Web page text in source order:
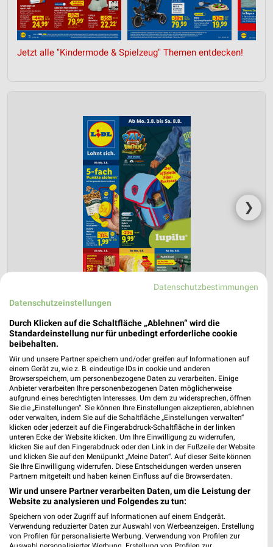
Jetzt alle "Kindermode & Spielzeug" Themen entdecken!
❯
Lidl Prospekt für Ennepetal (Stadt der
Kluterhöhle) ab Mo. den 03.08.
Gültig von 03. Aug. bis 08. Aug.
📅 Kalendereintrag erstellen
PROSPEKT BLÄTTERN
ANGEBOTE AB MONTAG ANGEBOTE AB DONNERSTAG
Datenschutzbestimmungen
Datenschutzeinstellungen
Durch Klicken auf die Schaltfläche „Ablehnen“ wird die
Standardeinstellung nur für unbedingt erforderliche cookie
beibehalten.
Wir und unsere Partner speichern und/oder greifen auf Informationen auf
einem Gerät zu, wie z. B. eindeutige IDs in cookie und anderen
Browserspeichern, um personenbezogene Daten zu verarbeiten. Einige
Anbieter verarbeiten Ihre personenbezogenen Daten möglicherweise
aufgrund eines berechtigten Interesses. Um dem zu widersprechen, öffnen
Sie die „Einstellungen“. Sie können Ihre Einstellungen akzeptieren, ablehnen
oder verwalten, indem Sie auf die Schaltfläche „Einstellungen verwalten“
klicken oder jederzeit auf die Fingerabdruck-Schaltfläche in der linken
unteren Ecke der Website klicken. Um Ihre Einwilligung zu widerrufen,
klicken Sie auf den Fingerabdruck oder den Link in der Fußzeile der Website
und klicken Sie auf den Menüpunkt „Meine Daten“. Auf dieser Seite können
Sie Ihre Einwilligung widerrufen. Diese Entscheidungen werden unseren
Partnern mitgeteilt und haben keinen Einfluss auf die Browserdaten.
Wir und unsere Partner verarbeiten Daten, um die Leistung der
Website zu analysieren und Folgendes zu tun:
Speichern von oder Zugriff auf Informationen auf einem Endgerät.
Verwendung reduzierter Daten zur Auswahl von Werbeanzeigen. Erstellung
von Profilen für personalisierte Werbung. Verwendung von Profilen zur